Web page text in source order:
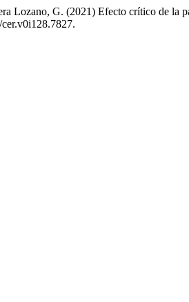
Lozano, G. (2021) Efecto crítico de la